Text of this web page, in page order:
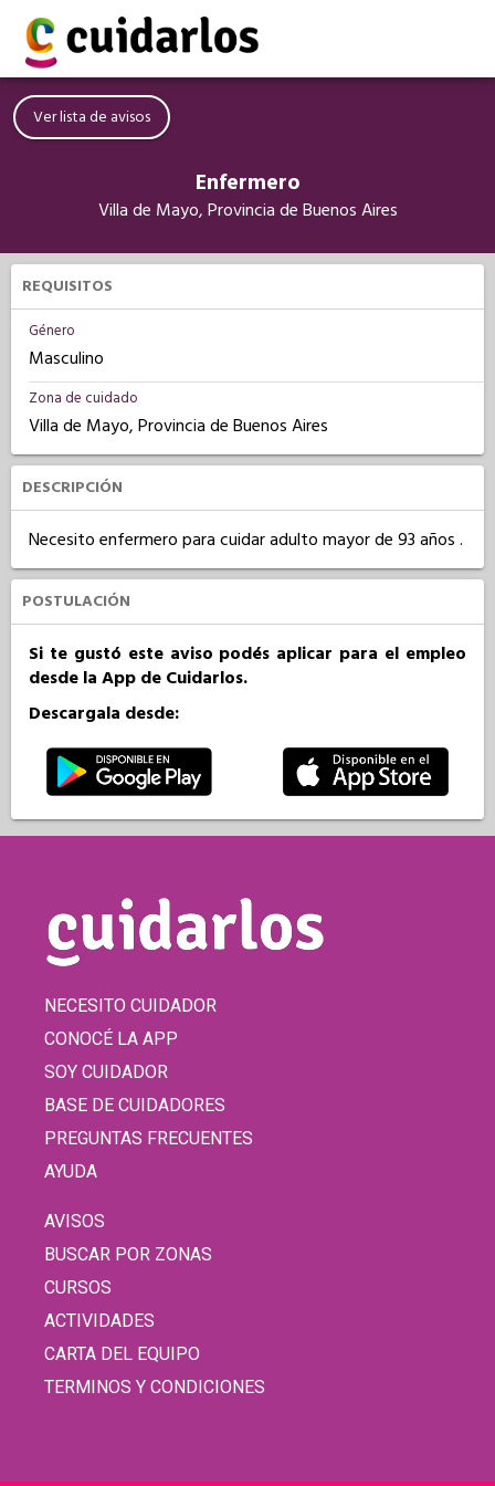
Ver lista de avisos
Enfermero
Villa de Mayo, Provincia de Buenos Aires
REQUISITOS
Género
Masculino
Zona de cuidado
Villa de Mayo, Provincia de Buenos Aires
DESCRIPCIÓN
Necesito enfermero para cuidar adulto mayor de 93 años .
POSTULACIÓN
Si te gustó este aviso podés aplicar para el empleo
desde la App de Cuidarlos.
Descargala desde:
NECESITO CUIDADOR
CONOCÉ LA APP
SOY CUIDADOR
BASE DE CUIDADORES
PREGUNTAS FRECUENTES
AYUDA
AVISOS
BUSCAR POR ZONAS
CURSOS
ACTIVIDADES
CARTA DEL EQUIPO
TERMINOS Y CONDICIONES